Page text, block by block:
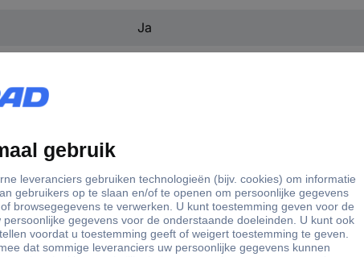
Ja
147 g
Nee
2